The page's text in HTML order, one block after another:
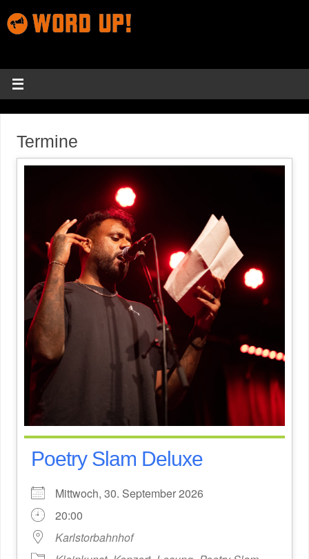
Termine
Poetry Slam Deluxe
Mittwoch, 30. September 2026
20:00
Karlstorbahnhof